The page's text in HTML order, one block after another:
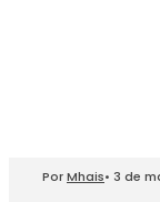
PorMhais• 3 de